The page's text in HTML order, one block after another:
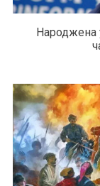
Народжена